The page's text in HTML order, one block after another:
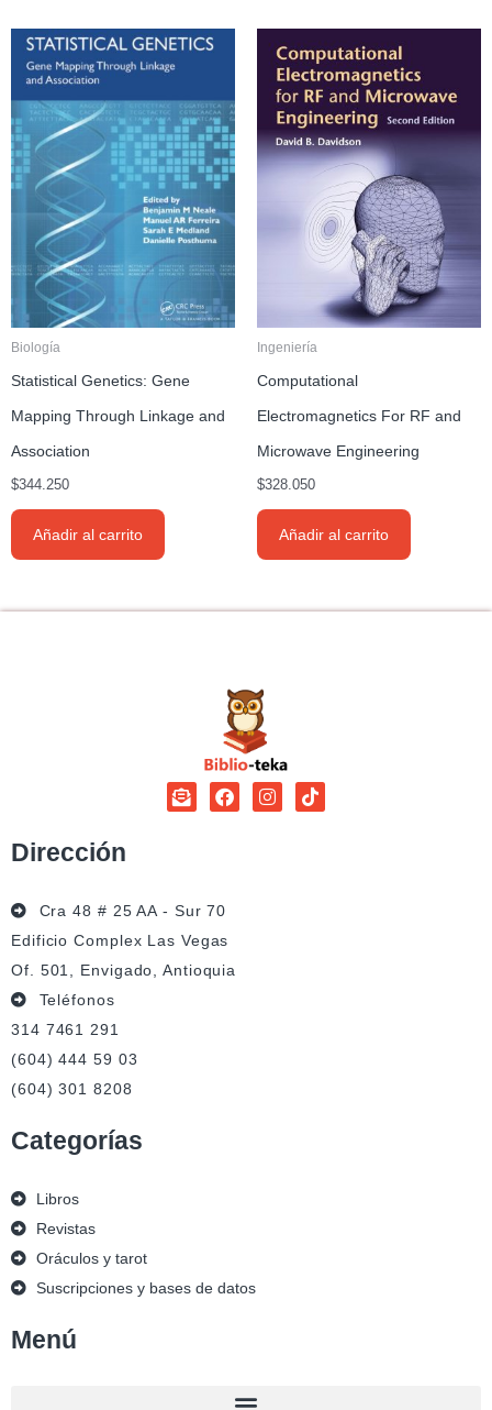
Biología
Statistical Genetics: Gene
Mapping Through Linkage and
Association
$344.250
Añadir al carrito
Ingeniería
Computational
Electromagnetics For RF and
Microwave Engineering
$328.050
Añadir al carrito
Dirección
Cra 48 # 25 AA - Sur 70
Edificio Complex Las Vegas
Of. 501, Envigado, Antioquia
Teléfonos
314 7461 291
(604) 444 59 03
(604) 301 8208
Categorías
Libros
Revistas
Oráculos y tarot
Suscripciones y bases de datos
Menú